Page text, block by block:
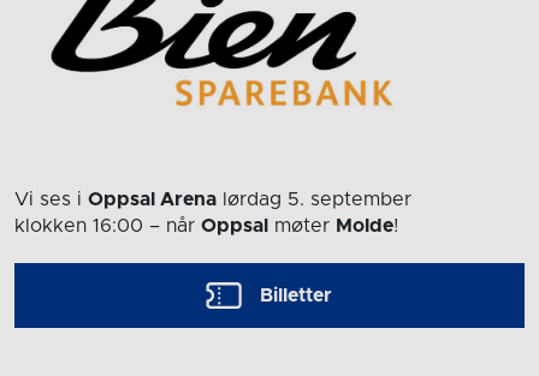
Vi ses i Oppsal Arena lørdag 5. september
klokken 16:00 – når Oppsal møter Molde!
Billetter